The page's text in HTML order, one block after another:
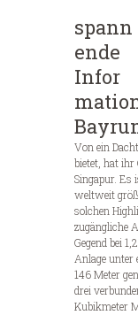
spann
ende
Infor
Von ein
bietet, hat
Singapur. Es
weltweit
solchen
zugängliche
Gegend bei
Anlage unter
146 Meter
drei
Kubikmeter